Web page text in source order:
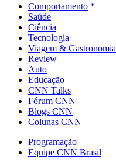
Comportamento
Saúde
Ciência
Tecnologia
Viagem & Gastronomia
Review
Auto
Educação
CNN Talks
Fórum CNN
Blogs CNN
Colunas CNN
Programação
Equipe CNN Brasil